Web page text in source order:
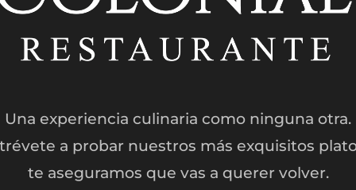
Una experiencia culinaria como ninguna otra.
a probar nuestros más exquisitos
te aseguramos que vas a querer volver.